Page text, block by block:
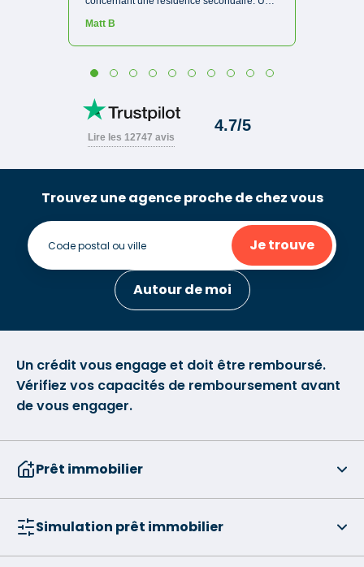
Trouvez une agence proche de chez vous
Je trouve
Autour de moi
Un crédit vous engage et doit être remboursé.
Vérifiez vos capacités de remboursement avant
de vous engager.
Prêt immobilier
Simulation prêt immobilier